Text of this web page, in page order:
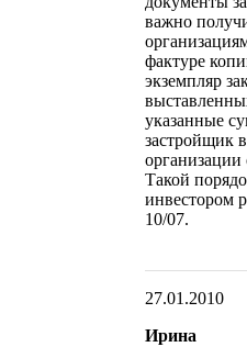
важно
фактуре
экземпляр
указанные
застройщик
организации
Такой
инвестором
10/07.
27.01.2010
Ирина